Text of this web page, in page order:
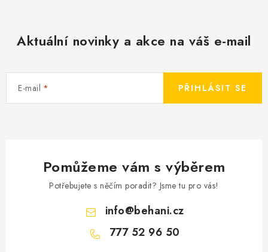
Aktuální novinky a akce na váš e-mail
E-mail PŘIHLÁSIT SE
Pomůžeme vám s výběrem
Potřebujete s něčím poradit? Jsme tu pro vás!
info@behani.cz
777 52 96 50